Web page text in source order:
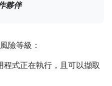
夥伴
險等級：
程式正在執行，且可以擷取